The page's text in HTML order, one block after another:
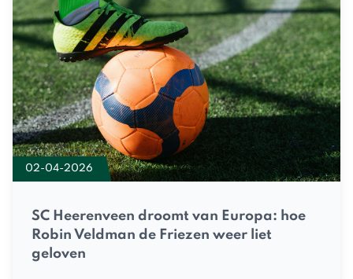
02-04-2026
SC Heerenveen droomt van Europa: hoe
Robin Veldman de Friezen weer liet
geloven